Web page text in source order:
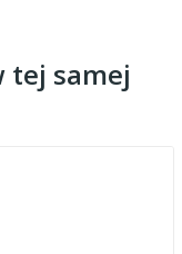
tej samej